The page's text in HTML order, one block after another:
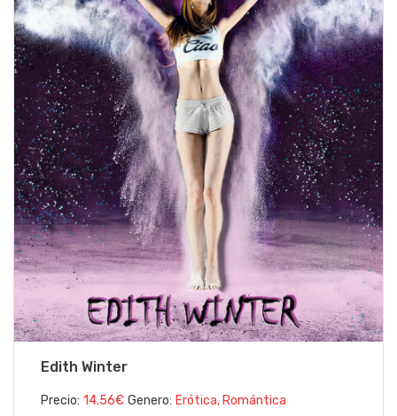
Edith Winter
Precio: 14.56€ Genero: Erótica, Romántica